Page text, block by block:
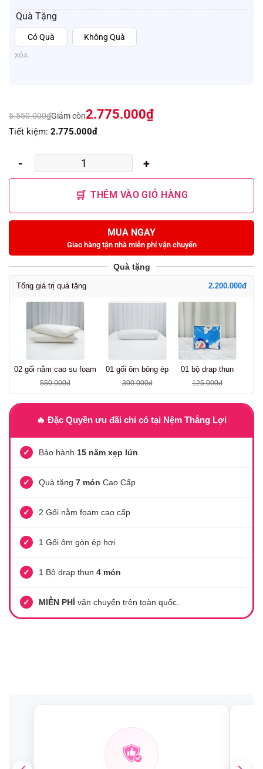
Quà Tặng
Có Quà Không Quà
XÓA
5.550.000₫Giảm còn2.775.000₫
Tiết kiệm: 2.775.000đ
CAO
MEMORY
FOAM
lượng
THÊM VÀO GIỎ HÀNG
Quà tặng
Tổng giá trị quà tặng 2.200.000đ
02 gối nằm cao su foam
550.000đ
01 gối ôm bông ép
300.000đ
01 bộ drap thun
125.000đ
🔥 Đặc Quyền ưu đãi chỉ có tại Nệm Thắng Lợi
✓ Bảo hành 15 năm xẹp lún
✓ Quà tặng 7 món Cao Cấp
✓ 2 Gối nằm foam cao cấp
✓ 1 Gối ôm gòn ép hơi
✓ 1 Bộ drap thun 4 món
✓ MIỄN PHÍ vận chuyển trên toàn quốc.